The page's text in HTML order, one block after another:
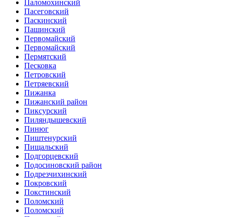
Паломохинский
Пасеговский
Паскинский
Пашинский
Первомайский
Первомайский
Пермятский
Песковка
Петровский
Петряевский
Пижанка
Пижанский район
Пиксурский
Пиляндышевский
Пинюг
Пиштенурский
Пищальский
Подгорцевский
Подосиновский район
Подрезчихинский
Покровский
Покстинский
Поломский
Поломский